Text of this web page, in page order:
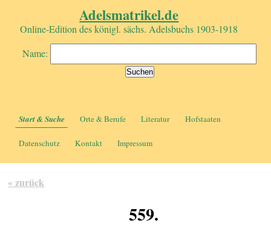
Adelsmatrikel.de
Online-Edition des königl. sächs. Adelsbuchs 1903-1918
Name:
Start & Suche Orte & Berufe Literatur Hofstaaten
Datenschutz Kontakt Impressum
« zurück
559.